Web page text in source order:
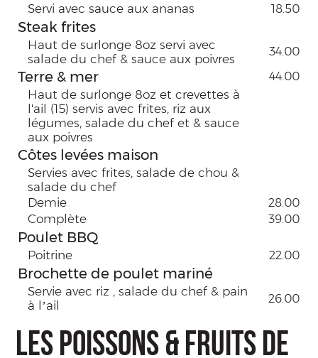
Servi avec sauce aux ananas 18.50
Steak frites
Haut de surlonge 8oz servi avec
salade du chef & sauce aux poivres
34.00
Terre & mer 44.00
Haut de surlonge 8oz et crevettes à
l'ail (15) servis avec frites, riz aux
légumes, salade du chef et & sauce
aux poivres
Côtes levées maison
Servies avec frites, salade de chou &
salade du chef
Demie
28.00
Complète 39.00
Poulet BBQ
Poitrine 22.00
Brochette de poulet mariné
Servie avec riz , salade du chef & pain
à l’ail
26.00
LES POISSONS & FRUITS DE